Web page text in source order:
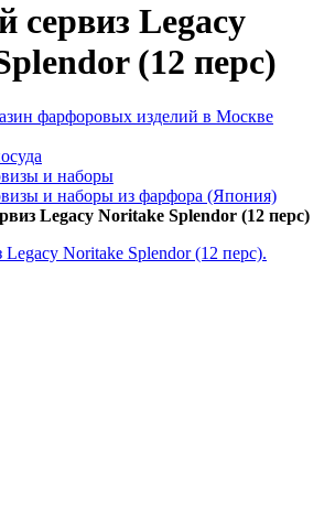
сервиз Legacy
(12 перс)
фарфоровых изделий в Москве
и наборы
и наборы из фарфора (Япония)
Legacy Noritake Splendor (12 перс)